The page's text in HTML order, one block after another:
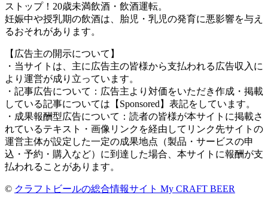
ストップ！20歳未満飲酒・飲酒運転。
妊娠中や授乳期の飲酒は、胎児・乳児の発育に悪影響を与え
るおそれがあります。
【広告主の開示について】
・当サイトは、主に広告主の皆様から支払われる広告収入に
より運営が成り立っています。
・記事広告について：広告主より対価をいただき作成・掲載
している記事については【Sponsored】表記をしています。
・成果報酬型広告について：読者の皆様が本サイトに掲載さ
れているテキスト・画像リンクを経由してリンク先サイトの
運営主体が設定した一定の成果地点（製品・サービスの申
込・予約・購入など）に到達した場合、本サイトに報酬が支
払われることがあります。
© クラフトビールの総合情報サイト My CRAFT BEER